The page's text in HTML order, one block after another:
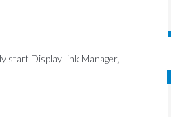
start DisplayLink Manager,